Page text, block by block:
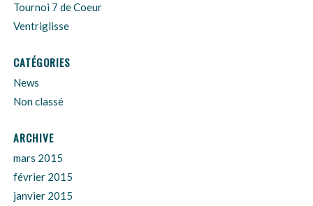
Tournoi 7 de Coeur
Ventriglisse
CATÉGORIES
News
Non classé
ARCHIVE
mars 2015
février 2015
janvier 2015